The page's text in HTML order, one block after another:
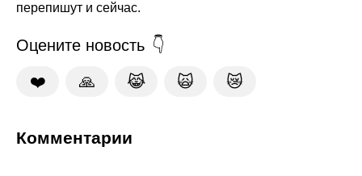
перепишут и сейчас.
Оцените новость
❤️ 🙏 😹 🙀 😿
Комментарии